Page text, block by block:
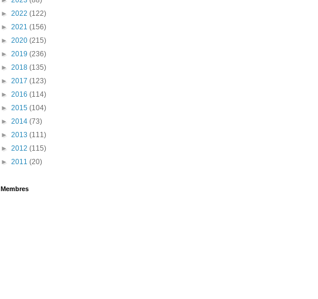
► 2022 (122)
► 2021 (156)
► 2020 (215)
► 2019 (236)
► 2018 (135)
► 2017 (123)
► 2016 (114)
► 2015 (104)
► 2014 (73)
► 2013 (111)
► 2012 (115)
► 2011 (20)
Membres